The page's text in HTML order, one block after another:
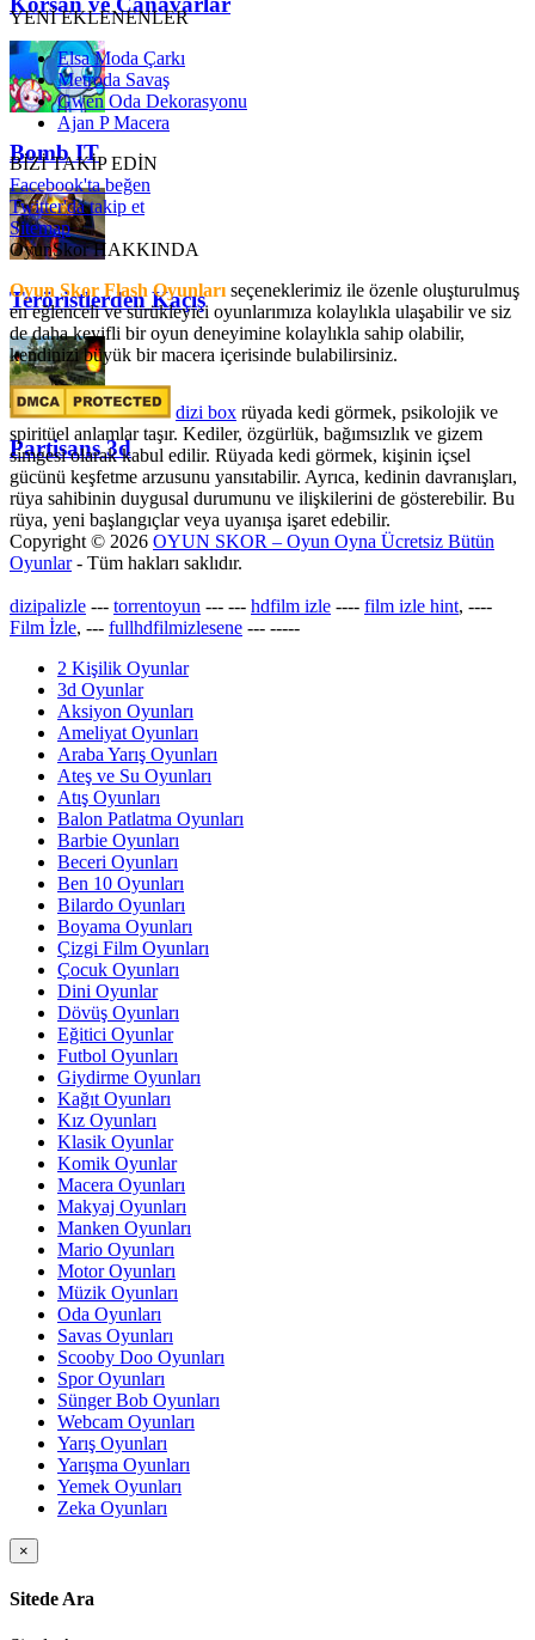
Bomb IT
Teröristlerden Kaçış
Partisans 3d
YENİ EKLENENLER
Elsa Moda Çarkı
Metroda Savaş
Gwen Oda Dekorasyonu
Ajan P Macera
BİZİ TAKİP EDİN
Facebook'ta beğen
Twitter'da takip et
Sitemap
OyunSkor HAKKINDA
Oyun Skor Flash Oyunları seçeneklerimiz ile özenle oluşturulmuş
en eğlenceli ve sürükleyici oyunlarımıza kolaylıkla ulaşabilir ve siz
de daha keyifli bir oyun deneyimine kolaylıkla sahip olabilir,
kendinizi büyük bir macera içerisinde bulabilirsiniz.
dizi box rüyada kedi görmek​, psikolojik ve
spiritüel anlamlar taşır. Kediler, özgürlük, bağımsızlık ve gizem
simgesi olarak kabul edilir. Rüyada kedi görmek, kişinin içsel
gücünü keşfetme arzusunu yansıtabilir. Ayrıca, kedinin davranışları,
rüya sahibinin duygusal durumunu ve ilişkilerini de gösterebilir. Bu
rüya, yeni başlangıçlar veya uyanışa işaret edebilir.
Copyright © 2026 OYUN SKOR – Oyun Oyna Ücretsiz Bütün
Oyunlar- Tüm hakları saklıdır.
dizipalizle --- torrentoyun --- --- hdfilm izle ---- film izle hint, ----
Film İzle, --- fullhdfilmizlesene --- -----
2 Kişilik Oyunlar
3d Oyunlar
Aksiyon Oyunları
Ameliyat Oyunları
Araba Yarış Oyunları
Ateş ve Su Oyunları
Atış Oyunları
Balon Patlatma Oyunları
Barbie Oyunları
Beceri Oyunları
Ben 10 Oyunları
Bilardo Oyunları
Boyama Oyunları
Çizgi Film Oyunları
Çocuk Oyunları
Dini Oyunlar
Dövüş Oyunları
Eğitici Oyunlar
Futbol Oyunları
Giydirme Oyunları
Kağıt Oyunları
Kız Oyunları
Klasik Oyunlar
Komik Oyunlar
Macera Oyunları
Makyaj Oyunları
Manken Oyunları
Mario Oyunları
Motor Oyunları
Müzik Oyunları
Oda Oyunları
Savas Oyunları
Scooby Doo Oyunları
Spor Oyunları
Sünger Bob Oyunları
Webcam Oyunları
Yarış Oyunları
Yarışma Oyunları
Yemek Oyunları
Zeka Oyunları
×
Sitede Ara